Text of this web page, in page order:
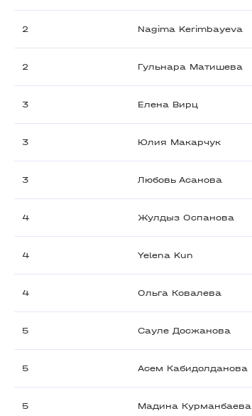
2 Nagima Kerimbayeva
2 Гульнара Матишева
3 Елена Вирц
3 Юлия Макарчук
3 Любовь Асанова
4 Жулдыз Оспанова
4 Yelena Kun
4 Ольга Ковалева
5 Сауле Досжанова
5 Асем Кабидолданова
5 Мадина Курманбаева